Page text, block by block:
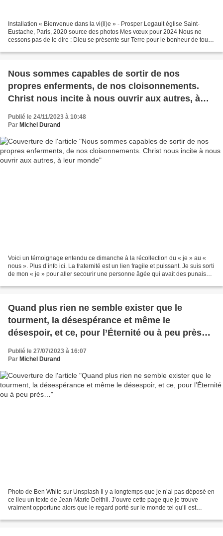
Installation « Bienvenue dans la vi(ll)e » - Prosper Legault église Saint-
Eustache, Paris, 2020 source des photos Mes vœux pour 2024 Nous ne
cessons pas de le dire : Dieu se présente sur Terre pour le bonheur de tous
Nous sommes capables de sortir de nos
propres enferments, de nos cloisonnements.
Christ nous incite à nous ouvrir aux autres, à
leur monde
Publié le 24/11/2023 à 10:48
Par Michel Durand
Voici un témoignage entendu ce dimanche à la récollection du « je » au «
nous ». Plus d’info ici. La fraternité est un lien fragile et puissant. Je suis sorti
de mon « je » pour aller secourir une personne âgée qui avait des punaises
Quand plus rien ne semble exister que le
tourment, la désespérance et même le
désespoir, et ce, pour l’Éternité ou à peu près…
Publié le 27/07/2023 à 16:07
Par Michel Durand
Photo de Ben White sur Unsplash Il y a longtemps que je n’ai pas déposé en
ce lieu un texte de Jean-Marie Delthil. J’ouvre cette page que je trouve
vraiment opportune alors que le regard porté sur le monde tel qu’il est